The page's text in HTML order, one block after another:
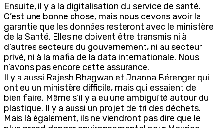
Ensuite, il y a la digitalisation du service de santé.
C’est une bonne chose, mais nous devons avoir la
garantie que les données resteront avec le ministère
de la Santé. Elles ne doivent être transmis ni à
d’autres secteurs du gouvernement, ni au secteur
privé, ni à la mafia de la data internationale. Nous
n’avons pas encore cette assurance.
Il y a aussi Rajesh Bhagwan et Joanna Bérenger qui
ont eu un ministère difficile, mais qui essaient de
bien faire. Même s’il y a eu une ambiguïté autour du
plastique. Il y a aussi un projet de tri des déchets.
Mais là également, ils ne viendront pas dire que le